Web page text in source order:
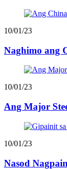
10/01/23
Naghimo ang
10/01/23
Ang Major
10/01/23
Nasod